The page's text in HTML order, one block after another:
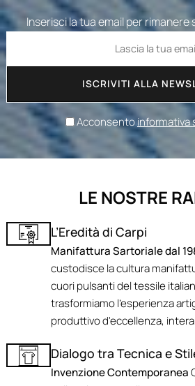
Inserisci la tua email per
ISCRIVITI ALLA
Acconsentoinformativa
LE NOSTRE
L’Eredità di Carpi
Manifattura Sartoriale dal
custodisce la cultura
cuori pulsanti del tessile
trasformiamo l'esperienza
produttivo d'eccellenza,
Dialogo tra Tecnica e
Invenzione Contemporanea